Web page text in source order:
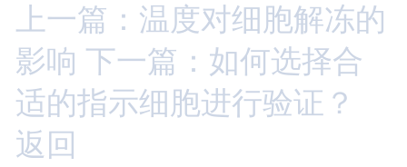
上一篇：温度对细胞解冻的
影响 下一篇：如何选择合
适的指示细胞进行验证？
返回